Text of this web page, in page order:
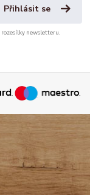
Přihlásit se
newsletteru.